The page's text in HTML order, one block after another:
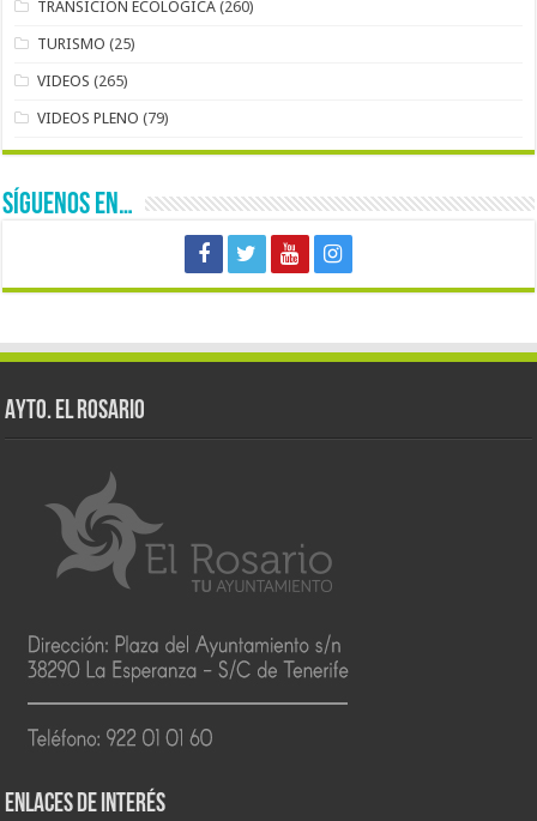
TRANSICIÓN ECOLÓGICA (260)
TURISMO (25)
VIDEOS (265)
VIDEOS PLENO (79)
SÍGUENOS EN…
AYTO. EL ROSARIO
ENLACES DE INTERÉS